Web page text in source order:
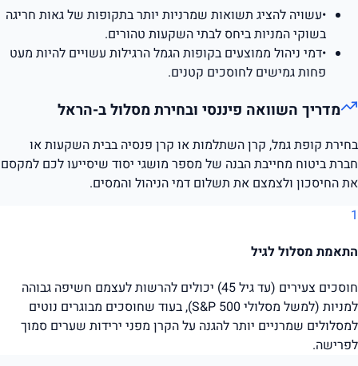
•עשויה להציג תשואות שמרניות יותר בתקופות של גאות חריגה
בשוקי המניות ביחס לבתי השקעות טהורים.
•דמי ניהול ממוצעים בקופות הגמל הרגילות עשויים להיות מעט
פחות גמישים לחוסכים קטנים.
מדריך השוואה פיננסי ובחירת מסלול ב-הראל
בחירת קופת גמל, קרן השתלמות או קרן פנסיה בבית השקעות או
חברת ביטוח מחייבת הבנה של מספר מושגי יסוד שיסייעו לכם למקסם
את החיסכון ולצמצם את תשלום דמי הניהול והמסים.
1
התאמת מסלול לגיל
חוסכים צעירים (עד גיל 45) יכולים להרשות לעצמם חשיפה גבוהה
למניות (למשל מסלולי S&P 500), בעוד שחוסכים מבוגרים נוטים
למסלולים שמרניים יותר להגנה על הקרן מפני ירידות שערים סמוך
לפרישה.